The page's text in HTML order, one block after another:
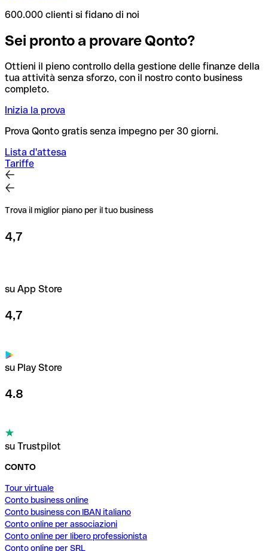
600.000 clienti si fidano di noi
Sei pronto a provare Qonto?
Ottieni il pieno controllo della gestione delle finanze della
tua attività senza sforzo, con il nostro conto business
completo.
Inizia la prova
Prova Qonto gratis senza impegno per 30 giorni.
Lista d'attesa
Tariffe
Trova il miglior piano per il tuo business
4,7
su App Store
4,7
su Play Store
4.8
su Trustpilot
CONTO
Tour virtuale
Conto business online
Conto business con IBAN italiano
Conto online per associazioni
Conto online per libero professionista
Conto online per SRL